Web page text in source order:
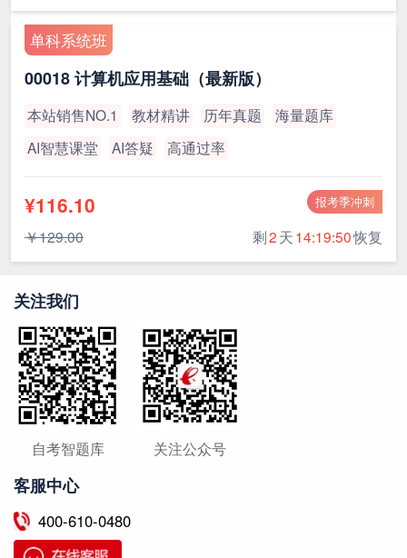
单科系统班
00018 计算机应用基础（最新版）
本站销售NO.1 教材精讲 历年真题
海量题库
AI智慧课堂
AI答疑 高通过率
报考季冲刺
¥116.10
￥129.00 剩2天14:19:49恢复
关注我们
自考智题库 关注公众号
客服中心
400-610-0480